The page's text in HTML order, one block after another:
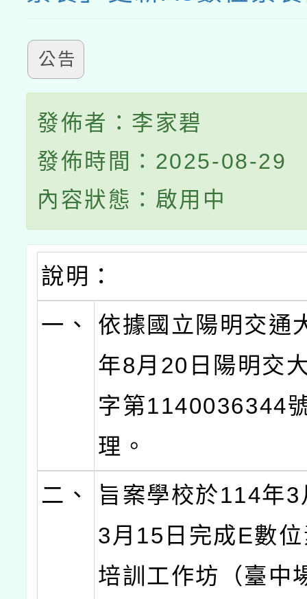
公告
發佈者：李家碧
發佈時間：2025-08-29
內容狀態：啟用中
說明：
一、
依據國立陽明交通
年8月20日陽明交
字第1140036344
理。
二、
旨案學校於114年
3月15日完成E數
培訓工作坊（臺中